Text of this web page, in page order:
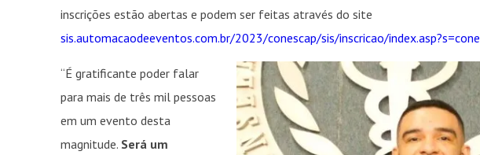
inscrições estão abertas e podem ser feitas através do site
sis.automacaodeeventos.com.br/2023/conescap/sis/inscricao/
“É gratificante poder falar
para mais de três mil pessoas
em um evento desta
magnitude. Será um